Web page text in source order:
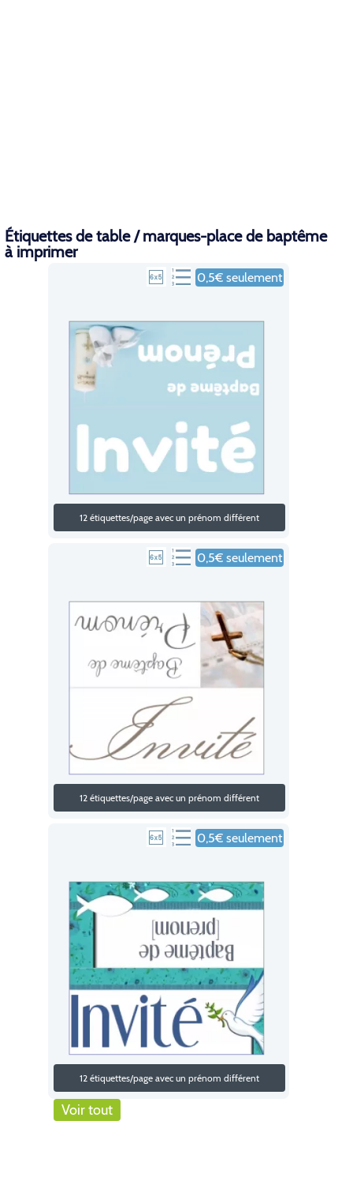
Étiquettes de table / marques-place de baptême
à imprimer
0,5€ seulement
12 étiquettes/page avec un prénom différent
0,5€ seulement
12 étiquettes/page avec un prénom différent
0,5€ seulement
12 étiquettes/page avec un prénom différent
Voir tout